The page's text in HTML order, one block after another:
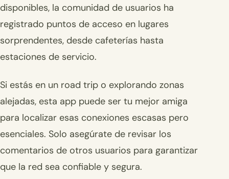
disponibles, la comunidad de usuarios ha
registrado puntos de acceso en lugares
sorprendentes, desde cafeterías hasta
estaciones de servicio.
Si estás en un road trip o explorando zonas
alejadas, esta app puede ser tu mejor amiga
para localizar esas conexiones escasas pero
esenciales. Solo asegúrate de revisar los
comentarios de otros usuarios para garantizar
que la red sea confiable y segura.